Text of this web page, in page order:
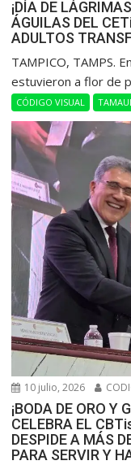
¡DÍA DE
ÁGUILAS DEL
ADULTOS
​TAMPICO, TAMPS.
estuvieron a flor de
CÓDIGO VISUAL
10 julio, 2026
¡BODA DE ORO Y
CELEBRA EL
DESPIDE A MÁS
PARA SERVIR Y